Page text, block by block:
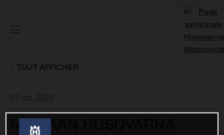
TOUT AFFICHER
27 oct. 2022
NESTAAN HUSQVARNA